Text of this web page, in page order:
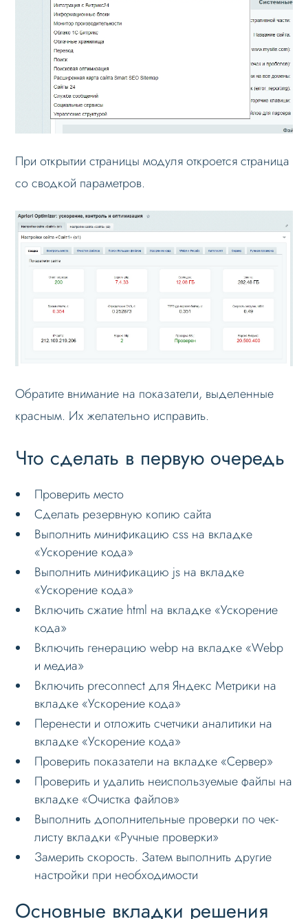
Проблемы и решения
Вопрос-ответ
При открытии страницы модуля откроется страница
со сводкой параметров.
Обратите внимание на показатели, выделенные
красным. Их желательно исправить.
Что сделать в первую очередь
Проверить место
Сделать резервную копию сайта
Выполнить минификацию css на вкладке
«Ускорение кода»
Выполнить минификацию js на вкладке
«Ускорение кода»
Включить сжатие html на вкладке «Ускорение
кода»
Включить генерацию webp на вкладке «Webp
и медиа»
Включить preconnect для Яндекс Метрики на
вкладке «Ускорение кода»
Перенести и отложить счетчики аналитики на
вкладке «Ускорение кода»
Проверить показатели на вкладке «Сервер»
Проверить и удалить неиспользуемые файлы на
вкладке «Очистка файлов»
Выполнить дополнительные проверки по чек-
листу вкладки «Ручные проверки»
Замерить скорость. Затем выполнить другие
настройки при необходимости
Основные вкладки решения